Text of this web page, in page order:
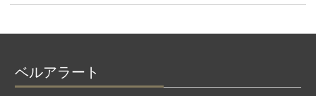
ベルアラート